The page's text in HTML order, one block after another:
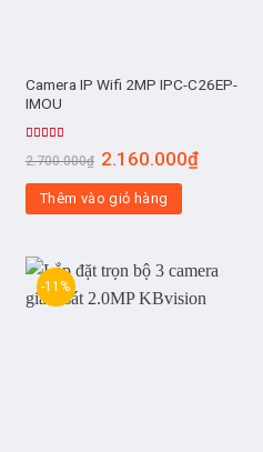
Camera IP Wifi 2MP IPC-C26EP-
IMOU
hạng4.00
2.700.000₫ 2.160.000₫
Thêm vào giỏ hàng
-11%